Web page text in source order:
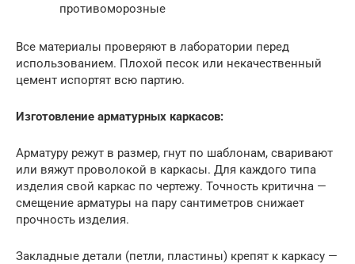
противоморозные
Все материалы проверяют в лаборатории перед
использованием. Плохой песок или некачественный
цемент испортят всю партию.
Изготовление арматурных каркасов:
Арматуру режут в размер, гнут по шаблонам, сваривают
или вяжут проволокой в каркасы. Для каждого типа
изделия свой каркас по чертежу. Точность критична —
смещение арматуры на пару сантиметров снижает
прочность изделия.
Закладные детали (петли, пластины) крепят к каркасу —